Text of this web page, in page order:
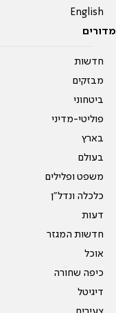
English
מדורים
חדשות
מבזקים
ביטחוני
פוליטי-מדיני
בארץ
בעולם
משפט ופלילים
כלכלה ונדל"ן
דעות
חדשות המגזר
אוכל
כיפה שחורה
דיגיטל